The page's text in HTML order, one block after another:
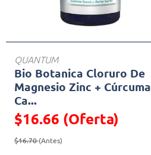
QUANTUM
Bio Botanica Cloruro De
Magnesio Zinc + Cúrcuma
Ca...
$16.66 (Oferta)
Precio reducido de
$16.70(Antes)